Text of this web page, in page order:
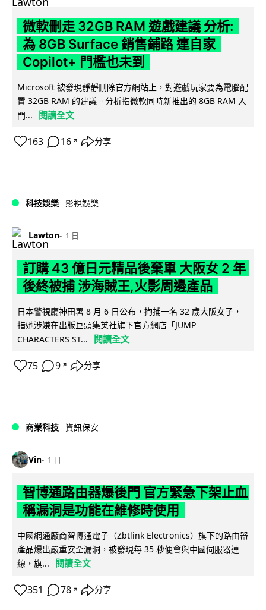
微軟刪走 32GB RAM 遊戲建議 分析:
為 8GB Surface 銷售鋪路 連自家
Copilot+ 門檻也未到
Microsoft 被發現靜靜刪除官方網站上，對遊戲玩家要為電腦配
置 32GB RAM 的建議。分析指微軟同時新推出的 8GB RAM 入
門...
閱讀全文
163 16 ↗ 分享
科技娛樂 影視娛樂
Lawton 1 日
訂購 43 億日元精品後棄單 大阪女 2 年
後終被捕 涉海賊王,火影周邊產品
日本警視廳神田署 8 月 6 日公布，拘捕一名 32 歲大阪女子，
指她涉嫌在出版巨頭集英社旗下官方網店「JUMP
CHARACTERS ST...
閱讀全文
75 9 ↗ 分享
商業科技 資訊保安
Vin 1 日
智博通路由器爆後門 官方緊急下架止血
稱漏洞是功能在維修時使用
中國網通廠商智博通電子（Zbtlink Electronics）旗下的路由器
產品爆出嚴重安全漏洞，被發現每 35 秒便會與中國伺服器連
線，旗...
閱讀全文
351 78 ↗ 分享